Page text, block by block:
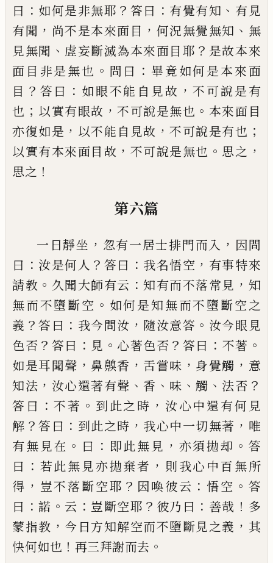
曰 ： 如何是非無耶 ？ 答曰 ： 有覺有知 、 有見
有聞 ， 尚不是本來面目 ， 何況無覺無知 、 無
見無聞 、 虗妄斷滅為本來面目耶 ？ 是故本來
面目非是無也 。 問曰 ： 畢竟如何是本來面
目 ？ 答曰 ： 如眼不能自見故 ，不可說是有
也 ； 以實有眼故 ，不可說是無也 。 本來面目
亦復如是 ， 以不能自見故 ，不可說是有也 ；
以實有本來面目故 ， 不可說是無也 。 思之 ，
思之 ！
第六篇
一日靜坐 ， 忽有一居士排門而入 ， 因問
曰 ： 汝是何人 ？ 答曰 ： 我名悟空 ， 有事特來
請教 。 久聞大師有云 ：知有而不落常見 ， 知
無而不墮斷空 。 如何是知無而不墮斷空之
義 ？答曰 ： 我今問汝 ， 隨汝意答 。 汝今眼見
色否 ？ 答曰 ： 見 。 心著色否 ？ 答曰 ： 不著 。
如是耳聞聲 ，鼻齅香 ， 舌嘗味 ， 身覺觸 ， 意
知法 ， 汝心還著有聲 、 香 、 味 、觸 、 法否 ？
答 曰 ：不著 。 到此之時 ， 汝心中還有何見
解 ？答曰 ： 到此之時 ， 我心中一切無著 ， 唯
有無見在 。 曰 ： 即此無見 ， 亦須拋却 。 答
曰 ： 若此無見亦拋棄者 ， 則我心中百無所
得 ， 豈不落斷空耶 ？ 因喚彼云 ：悟空 。 答
曰 ：諾 。 云 ： 豈斷空耶 ？ 彼乃曰 ： 善哉 ！ 多
蒙指教 ， 今日方知解空而不墮斷見之義 ， 其
快何如也 ！ 再三拜謝而去 。